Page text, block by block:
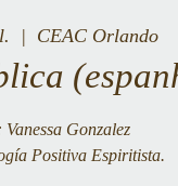
  |
CEAC Orlando
Gonzalez
Positiva Espiritista.